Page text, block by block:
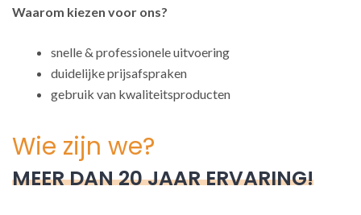
Waarom kiezen voor ons?
snelle & professionele uitvoering
duidelijke prijsafspraken
gebruik van kwaliteitsproducten
Wie zijn we?
MEER DAN 20 JAAR ERVARING!